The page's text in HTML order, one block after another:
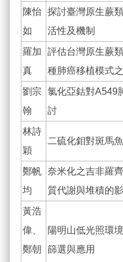
陳怡
如
探討臺灣原生蕨
活性及機制
羅加
真
評估台灣原生蕨
種肺癌移植模式
劉宗
翰
氯化亞鈷對A549
討
林詩
穎
二硫化鉬對斑馬
鄭帆
均
奈米化之吉非羅
質代謝與堆積的
黃浩
偉、
鄭朝
陽明山低光照環
篩選與應用